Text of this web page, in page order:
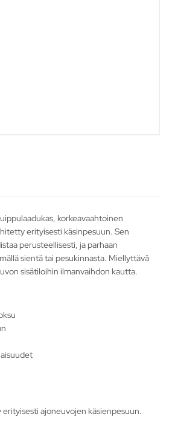
korkeavaahtoinen
erityisesti käsinpesuun. Sen
perusteellisesti, ja parhaan
sientä tai pesukinnasta. Miellyttävä
sisätiloihin ilmanvaihdon kautta.
ajoneuvojen käsienpesuun.